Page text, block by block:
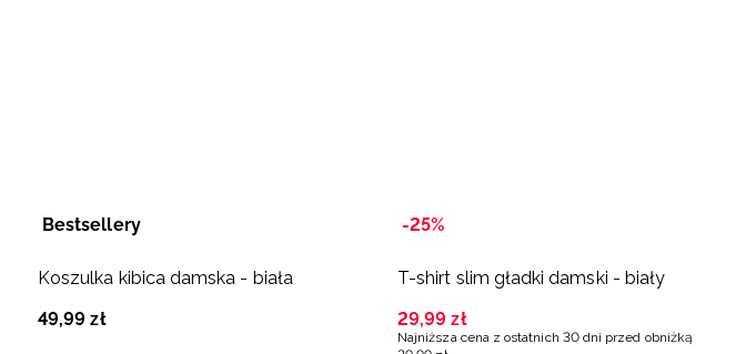
Bestsellery
Koszulka kibica damska - biała
49,99 zł
-25%
T-shirt slim gładki damski - biały
29,99 zł
Najniższa cena z ostatnich 30 dni przed obniżką